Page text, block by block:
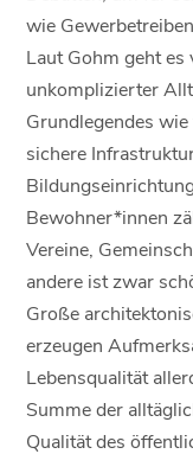
wie
Laut Gohm geht
unkomplizierter
Grundlegendes
sichere
Bewohner*innen
Vereine,
andere ist zwar
Große
erzeugen
Lebensqualität
Summe der
Qualität des